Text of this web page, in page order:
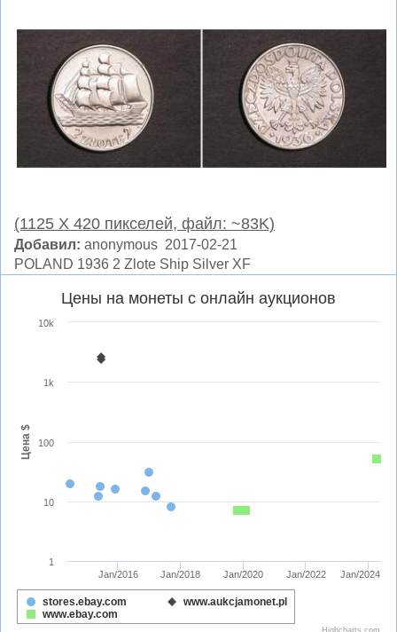
(1125 X 420 пикселей, файл: ~83K)
Добавил: anonymous 2017-02-21
POLAND 1936 2 Zlote Ship Silver XF